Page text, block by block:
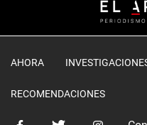
AHORA
RECOMENDACIONES